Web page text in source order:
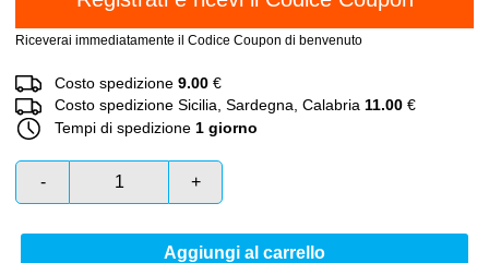
Riceverai immediatamente il Codice Coupon di benvenuto
Costo spedizione 9.00 €
Costo spedizione Sicilia, Sardegna, Calabria 11.00 €
Tempi di spedizione 1 giorno
- +
Aggiungi al carrello